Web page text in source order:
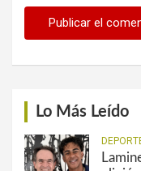
Lo Más Leído